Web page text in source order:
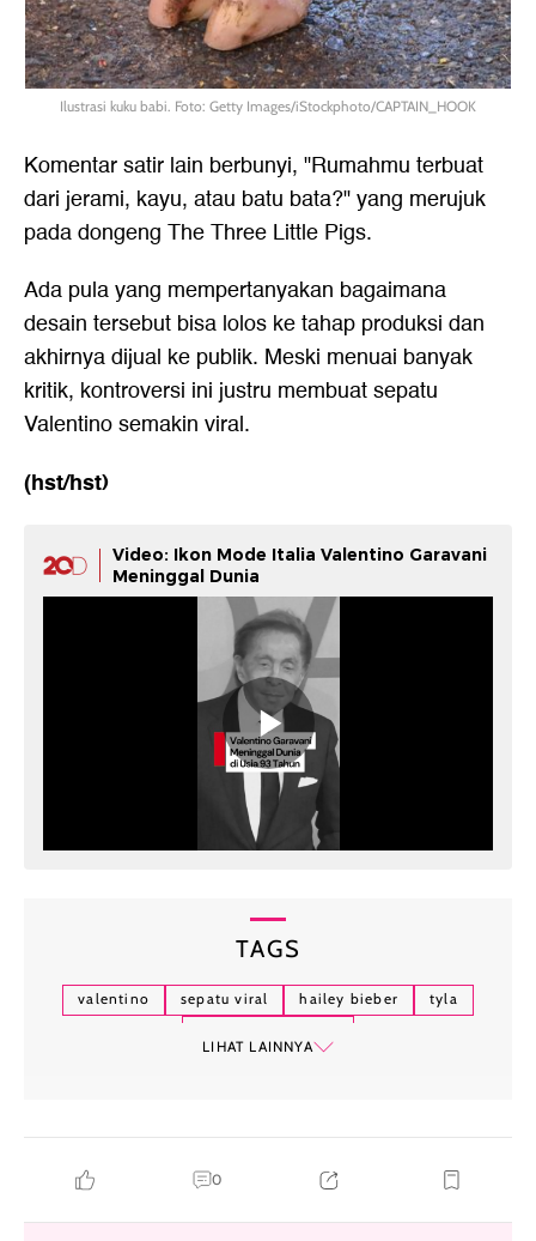
Ilustrasi kuku babi. Foto: Getty Images/iStockphoto/CAPTAIN_HOOK
Komentar satir lain berbunyi, "Rumahmu terbuat
dari jerami, kayu, atau batu bata?" yang merujuk
pada dongeng The Three Little Pigs.
Ada pula yang mempertanyakan bagaimana
desain tersebut bisa lolos ke tahap produksi dan
akhirnya dijual ke publik. Meski menuai banyak
kritik, kontroversi ini justru membuat sepatu
Valentino semakin viral.
(hst/hst)
Video: Ikon Mode Italia Valentino Garavani
Meninggal Dunia
TAGS
valentino sepatu viral hailey bieber
tyla
LIHAT LAINNYA
0